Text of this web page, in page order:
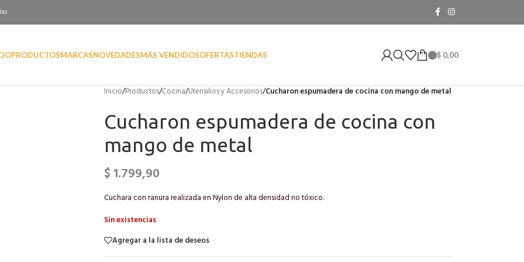
PRODUCTOSMARCASNOVEDADESMÁS VENDIDOSOFERTASTIENDAS $ 0,00
Inicio/Productos/Cocina/Utensilios y Accesorios/Cucharon espumadera de cocina con mango de metal
Cucharon espumadera de cocina con
mango de metal
$1.799,90
Cuchara con ranura realizada en Nylon de alta densidad no tóxico.
Sin existencias
Agregar a la lista de deseos